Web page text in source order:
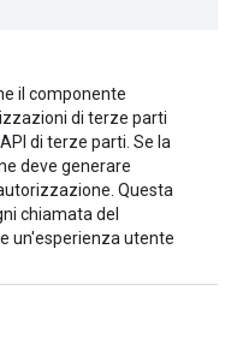
il componente
di terze parti
di terze parti. Se la
deve generare
Questa
chiamata del
un'esperienza utente